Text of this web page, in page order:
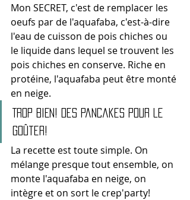
Mon SECRET, c'est de remplacer les
oeufs par de l'aquafaba, c'est-à-dire
l'eau de cuisson de pois chiches ou
le liquide dans lequel se trouvent les
pois chiches en conserve. Riche en
protéine, l'aquafaba peut être monté
en neige.
TROP BIEN! des pancakes pour le
goûter!
La recette est toute simple. On
mélange presque tout ensemble, on
monte l'aquafaba en neige, on
intègre et on sort le crep'party!